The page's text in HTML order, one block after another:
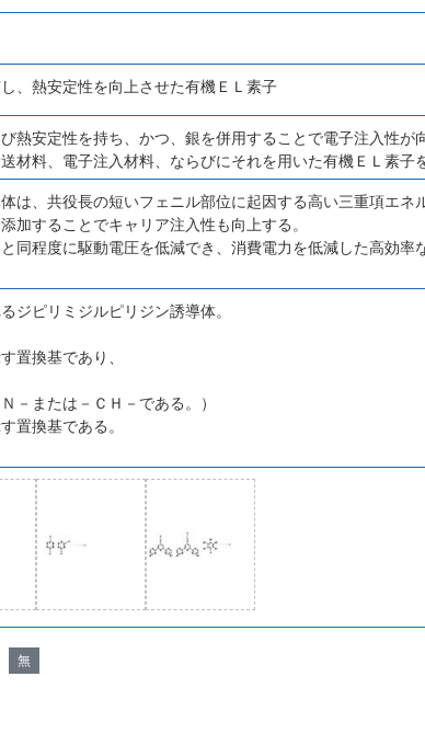
、熱安定性を向上させた有機ＥＬ素子
熱安定性を持ち、かつ、銀を併用することで電子注入性が
材料、電子注入材料、ならびにそれを用いた有機ＥＬ素子
は、共役長の短いフェニル部位に起因する高い三重項エネ
加することでキャリア注入性も向上する。
同程度に駆動電圧を低減でき、消費電力を低減した高効率
ジピリミジルピリジン誘導体。
置換基であり、
－または－ＣＨ－である。）
置換基である。
無